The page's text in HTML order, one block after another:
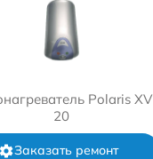
Polaris XV
20
Заказать ремонт